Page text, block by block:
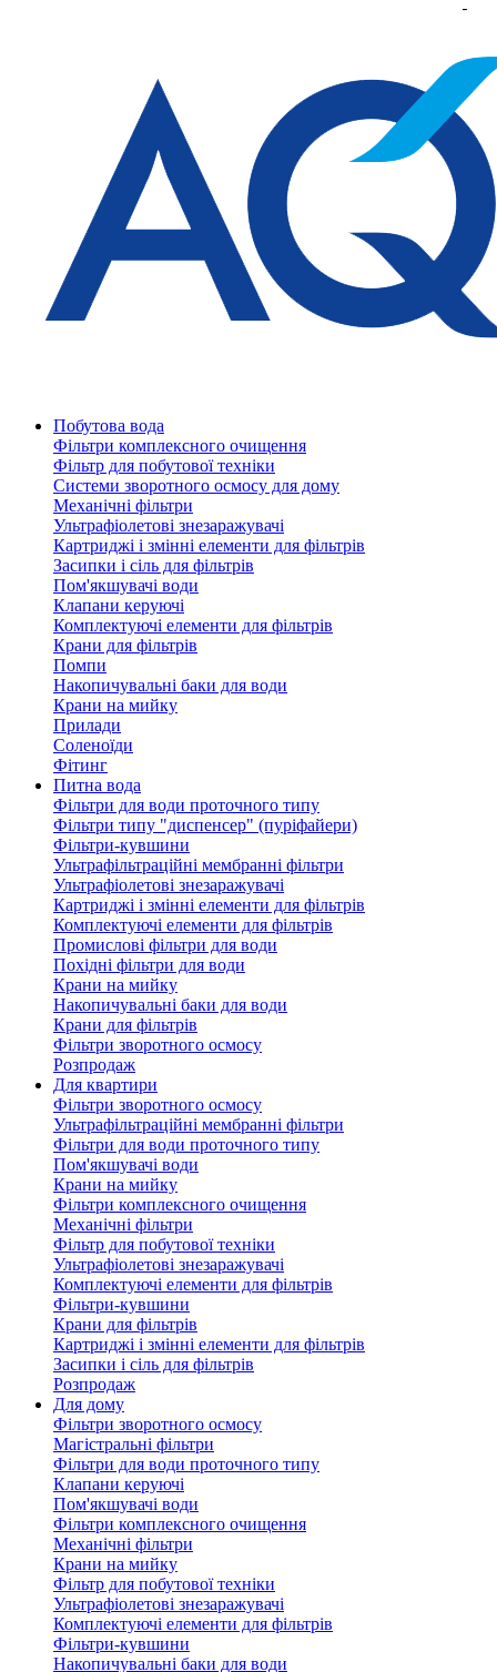
Побутова вода
Фільтри комплексного очищення
Фільтр для побутової техніки
Системи зворотного осмосу для дому
Механічні фільтри
Ультрафіолетові знезаражувачі
Картриджі і змінні елементи для фільтрів
Засипки і сіль для фільтрів
Пом'якшувачі води
Клапани керуючі
Комплектуючі елементи для фільтрів
Крани для фільтрів
Помпи
Накопичувальні баки для води
Крани на мийку
Прилади
Соленоїди
Фітинг
Питна вода
Фільтри для води проточного типу
Фільтри типу "диспенсер" (пуріфайери)
Фільтри-кувшини
Ультрафільтраційні мембранні фільтри
Ультрафіолетові знезаражувачі
Картриджі і змінні елементи для фільтрів
Комплектуючі елементи для фільтрів
Промислові фільтри для води
Похідні фільтри для води
Крани на мийку
Накопичувальні баки для води
Крани для фільтрів
Фільтри зворотного осмосу
Розпродаж
Для квартири
Фільтри зворотного осмосу
Ультрафільтраційні мембранні фільтри
Фільтри для води проточного типу
Пом'якшувачі води
Крани на мийку
Фільтри комплексного очищення
Механічні фільтри
Фільтр для побутової техніки
Ультрафіолетові знезаражувачі
Комплектуючі елементи для фільтрів
Фільтри-кувшини
Крани для фільтрів
Картриджі і змінні елементи для фільтрів
Засипки і сіль для фільтрів
Розпродаж
Для дому
Фільтри зворотного осмосу
Магістральні фільтри
Фільтри для води проточного типу
Клапани керуючі
Пом'якшувачі води
Фільтри комплексного очищення
Механічні фільтри
Крани на мийку
Фільтр для побутової техніки
Ультрафіолетові знезаражувачі
Комплектуючі елементи для фільтрів
Фільтри-кувшини
Накопичувальні баки для води